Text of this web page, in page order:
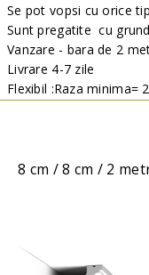
Se pot vopsi cu orice
Sunt pregatite cu
Vanzare - bara de 2
Livrare 4-7 zile
Flexibil :Raza minima=
8 cm / 8 cm / 2